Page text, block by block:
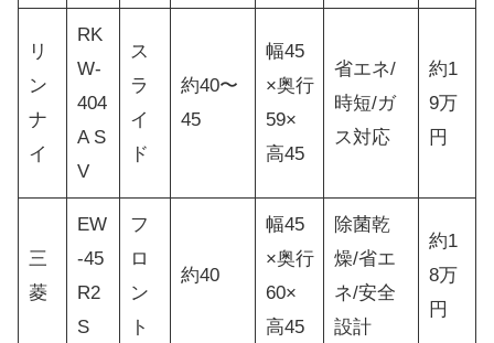
リ
ン
ナ
イ
RK
W-
404
A S
V
ス
ラ
イ
ド
約40〜
45
幅45
×奥行
59×
高45
省エネ/
時短/ガ
ス対応
約1
9万
円
三
菱
EW
-45
R2
S
フ
ロ
ン
ト
約40
幅45
×奥行
60×
高45
除菌乾
燥/省エ
ネ/安全
設計
約1
8万
円